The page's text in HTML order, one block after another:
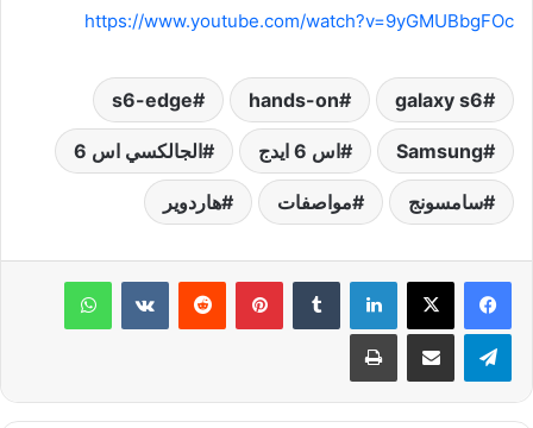
https://www.youtube.com/watch?v=9yGMUBbgFOc
galaxy s6
hands-on
s6-edge
Samsung اس 6 ايدج الجالكسي اس 6
سامسونج مواصفات هاردوير
لينكدإن بينتيريست